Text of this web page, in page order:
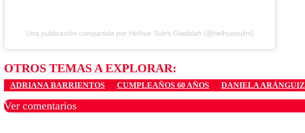
Una publicación compartida por Helhue Sukni Giadalah (@helhuesukni)
OTROS TEMAS A EXPLORAR:
ADRIANA BARRIENTOS CUMPLEAÑOS 60 AÑOS DANIELA ARÁNGUIZ
Ver comentarios